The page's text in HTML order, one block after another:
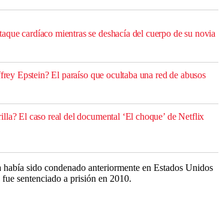
cardíaco mientras se deshacía del cuerpo de su novia
Epstein? El paraíso que ocultaba una red de abusos
El caso real del documental ‘El choque’ de Netflix
sido condenado anteriormente en Estados Unidos
sentenciado a prisión en 2010.